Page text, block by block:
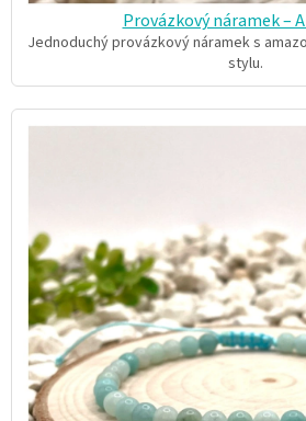
Provázkový náramek –
Jednoduchý provázkový náramek s
stylu.